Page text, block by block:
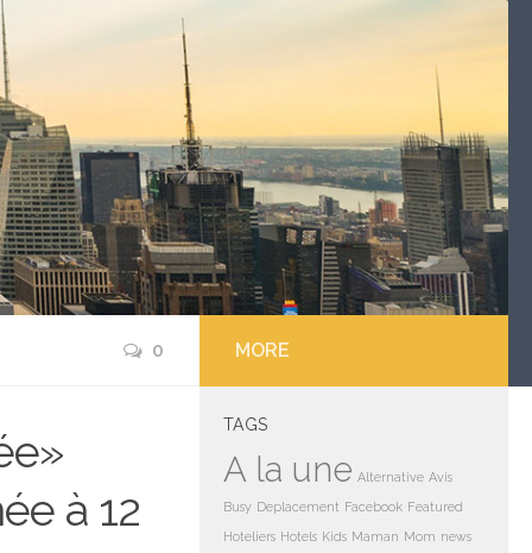
0
à 12
MORE
TAGS
A la une Alternative Avis
Busy Deplacement Facebook Featured
Hoteliers Hotels Kids Maman Mom news